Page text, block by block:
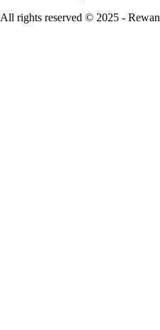
All rights reserved © 2025 - Rewan